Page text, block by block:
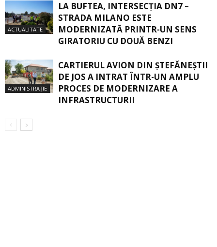
ACTUALITATE
LA BUFTEA, INTERSECŢIA DN7 –
STRADA MILANO ESTE
MODERNIZATĂ PRINTR-UN SENS
GIRATORIU CU DOUĂ BENZI
ADMINISTRAȚIE
CARTIERUL AVION DIN ŞTEFĂNEŞTII
DE JOS A INTRAT ÎNTR-UN AMPLU
PROCES DE MODERNIZARE A
INFRASTRUCTURII